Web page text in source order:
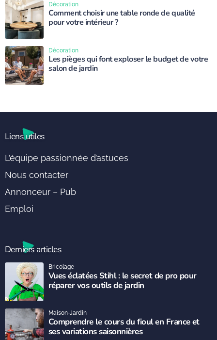
Comment choisir une table ronde de qualité
pour votre intérieur ?
Décoration
Les pièges qui font exploser le budget de votre
salon de jardin
Décoration
Liens utiles
L’équipe passionnée d’astuces
Nous contacter
Annonceur – Pub
Emploi
Derniers articles
Vues éclatées Stihl : le secret de pro pour
réparer vos outils de jardin
Bricolage
Comprendre le cours du fioul en France et
ses variations saisonnières
Maison-Jardin